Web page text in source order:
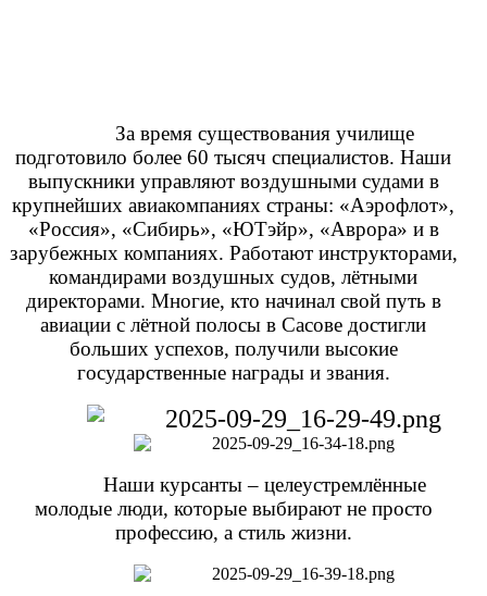
За время существования училище
подготовило более 60 тысяч специалистов. Наши
выпускники управляют воздушными судами в
крупнейших авиакомпаниях страны: «Аэрофлот»,
«Россия», «Сибирь», «ЮТэйр», «Аврора» и в
зарубежных компаниях. Работают инструкторами,
командирами воздушных судов, лётными
директорами. Многие, кто начинал свой путь в
авиации с лётной полосы в Сасове достигли
больших успехов, получили высокие
государственные награды и звания.
Наши курсанты – целеустремлённые
молодые люди, которые выбирают не просто
профессию, а стиль жизни.